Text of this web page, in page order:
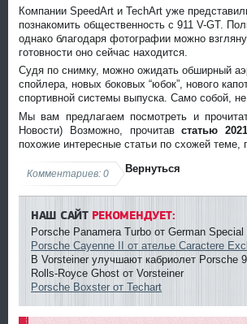
Компании SpeedArt и TechArt уже
познакомить общественность с 911 V-GT.
однако благодаря фотографии можно
готовности оно сейчас находится.
Судя по снимку, можно ожидать обширный
спойлера, новых боковых “юбок”, нового
спортивной системы выпуска. Само собой,
Мы вам предлагаем посмотреть и
Новости) Возможно, прочитавстатью
похожие интересные статьи по схожей теме,
Вернуться
Комментариев: 0
НАШ САЙТРЕКОМЕНДУЕТ:
Porsche Panamera Turbo от German Special
Porsche Cayenne II от ателье Caractere
В Vorsteiner улучшают кабриолет Porsche
Rolls-Royce Ghost от Vorsteiner
Porsche Boxster от Techart